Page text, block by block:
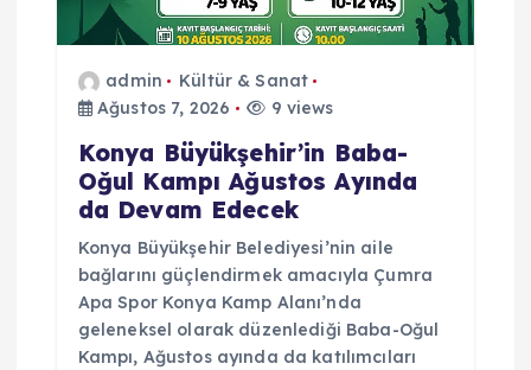
admin
Kültür & Sanat
Ağustos 7, 2026
9 views
Konya Büyükşehir’in Baba-
Oğul Kampı Ağustos Ayında
da Devam Edecek
Konya Büyükşehir Belediyesi’nin aile
bağlarını güçlendirmek amacıyla Çumra
Apa Spor Konya Kamp Alanı’nda
geleneksel olarak düzenlediği Baba-Oğul
Kampı, Ağustos ayında da katılımcıları